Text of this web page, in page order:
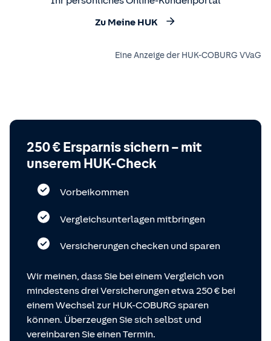
Zu Meine HUK
Eine Anzeige der HUK-COBURG VVaG
250 € Ersparnis sichern – mit
unserem HUK-Check
Vorbeikommen
Vergleichsunterlagen mitbringen
Versicherungen checken und sparen
Wir meinen, dass Sie bei einem Vergleich von
mindestens drei Versicherungen etwa 250 € bei
einem Wechsel zur HUK-COBURG sparen
können. Überzeugen Sie sich selbst und
vereinbaren Sie einen Termin.